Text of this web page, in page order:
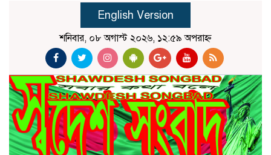
English Version
শনিবার, ০৮ অগাস্ট ২০২৬, ১২:৫৯ অপরাহ্ন